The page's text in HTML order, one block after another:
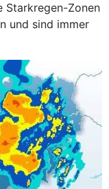
Starkregen-Zonen
und sind immer